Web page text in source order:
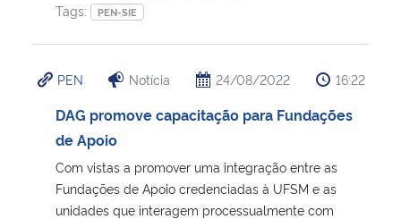
Tags:
PEN-SIE
PEN Notícia 24/08/2022 16:22
DAG promove capacitação para Fundações
de Apoio
Com vistas a promover uma integração entre as
Fundações de Apoio credenciadas à UFSM e as
unidades que interagem processualmente com